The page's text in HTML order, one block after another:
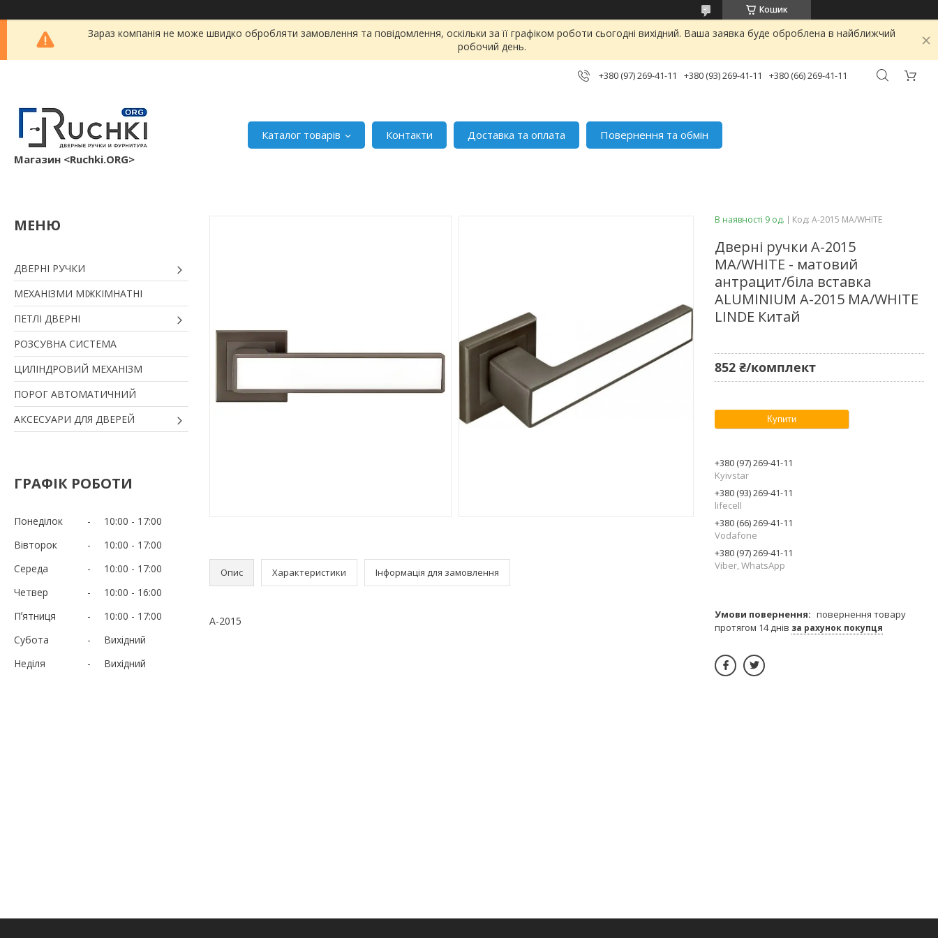
Кошик
Зараз компанія не може швидко обробляти замовлення та повідомлення, оскільки за її графіком роботи сьогодні вихідний. Ваша заявка буде оброблена в найближчий
робочий день.
+380 (97) 269-41-11 +380 (93) 269-41-11 +380 (66) 269-41-11
Магазин <Ruchki.ORG>
Каталог товарів Контакти Доставка та оплата Повернення та обмін
ДВЕРНІ РУЧКИ
МЕХАНІЗМИ МІЖКІМНАТНІ
ПЕТЛІ ДВЕРНІ
РОЗСУВНА СИСТЕМА
ЦИЛІНДРОВИЙ МЕХАНІЗМ
ПОРОГ АВТОМАТИЧНИЙ
АКСЕСУАРИ ДЛЯ ДВЕРЕЙ
ГРАФІК РОБОТИ
Понеділок 10:00
17:00
Вівторок
10:00
17:00
Середа
10:00
17:00
Четвер
10:00
16:00
Пʼятниця
10:00
17:00
Субота
Вихідний
Неділя
Вихідний
Опис Характеристики Інформація для замовлення
A-2015
В наявності 9 од. Код: A-2015 MA/WHITE
Дверні ручки A-2015
MA/WHITE - матовий
антрацит/біла вставка
ALUMINIUM A-2015 MA/WHITE
LINDE Китай
852 ₴/комплект
Купити
+380 (97) 269-41-11
Kyivstar
+380 (93) 269-41-11
lifecell
+380 (66) 269-41-11
Vodafone
+380 (97) 269-41-11
Viber, WhatsApp
повернення товару
протягом 14 днів за рахунок покупця